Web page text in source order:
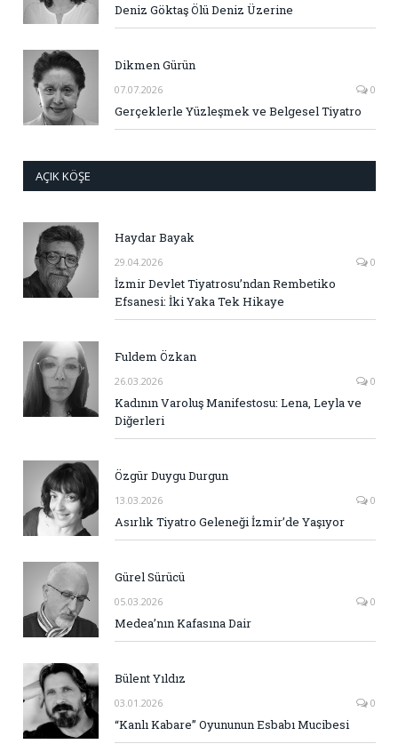
Deniz Göktaş Ölü Deniz Üzerine
Dikmen Gürün
07.07.2026 0
Gerçeklerle Yüzleşmek ve Belgesel Tiyatro
AÇIK KÖŞE
Haydar Bayak
29.04.2026 0
İzmir Devlet Tiyatrosu’ndan Rembetiko
Efsanesi: İki Yaka Tek Hikaye
Fuldem Özkan
26.03.2026 0
Kadının Varoluş Manifestosu: Lena, Leyla ve
Diğerleri
Özgür Duygu Durgun
13.03.2026 0
Asırlık Tiyatro Geleneği İzmir’de Yaşıyor
Gürel Sürücü
05.03.2026 0
Medea’nın Kafasına Dair
Bülent Yıldız
03.01.2026 0
“Kanlı Kabare” Oyununun Esbabı Mucibesi